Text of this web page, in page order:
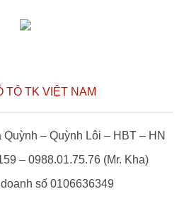
TÔ TK VIỆT NAM
– Quỳnh Lôi – HBT – HN
– 0988.01.75.76 (Mr. Kha)
số 0106636349